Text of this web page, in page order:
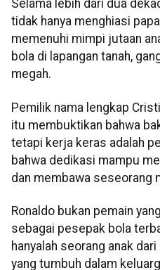
Selama lebih dari dua
tidak hanya menghiasi
memenuhi mimpi jutaan
bola di lapangan tanah,
megah.
Pemilik nama lengkap
itu membuktikan bahwa
tetapi kerja keras adalah
bahwa dedikasi mampu
dan membawa seseorang
Ronaldo bukan pemain
sebagai pesepak bola
hanyalah seorang anak
yang tumbuh dalam